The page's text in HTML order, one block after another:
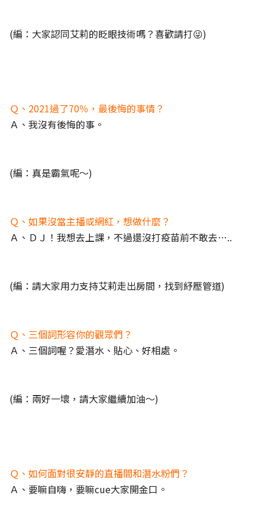
(編：大家認同艾莉的眨眼技術嗎？喜歡請打😜)
Ｑ、2021過了70％，最後悔的事情？
Ａ、我沒有後悔的事。
(編：真是霸氣呢～)
Ｑ、如果沒當主播或網紅，想做什麼？
Ａ、ＤＪ！我想去上課，不過還沒打疫苗前不敢去…..
(編：請大家用力支持艾莉走出房間，找到紓壓管道)
Ｑ、三個詞形容你的觀眾們？
Ａ、三個詞喔？愛潛水、貼心、好相處。
(編：兩好一壞，請大家繼續加油～)
Ｑ、如何面對很安靜的直播間和潛水粉們？
Ａ、要嘛自嗨，要嘛cue大家開金口。